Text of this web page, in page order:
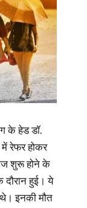
के हेड डॉ.
में रेफर होकर
शुरू होने के
दौरान हुई। ये
इनकी मौत